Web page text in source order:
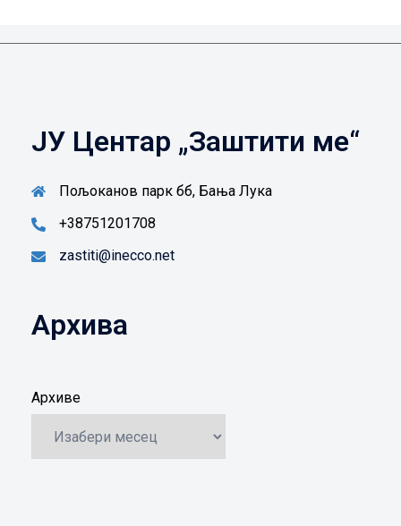
ЈУ Центар „Заштити ме“
Пољоканов парк бб, Бања Лука
+38751201708
zastiti@inecco.net
Архива
Архиве